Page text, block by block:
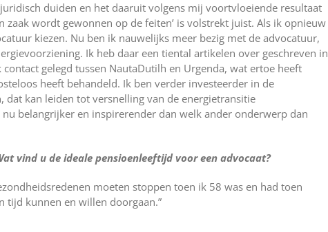
duiden en het daaruit volgens mij voortvloeiende resultaat
zaak wordt gewonnen op de feiten’ is volstrekt juist. Als ik opnieuw
kiezen. Nu ben ik nauwelijks meer bezig met de advocatuur,
Ik heb daar een tiental artikelen over geschreven in
gelegd tussen NautaDutilh en Urgenda, wat ertoe heeft
heeft behandeld. Ik ben verder investeerder in de
kan leiden tot versnelling van de energietransitie
nu belangrijker en inspirerender dan welk ander onderwerp dan
vind u de ideale pensioenleeftijd voor een advocaat?
moeten stoppen toen ik 58 was en had toen
tijd kunnen en willen doorgaan.”